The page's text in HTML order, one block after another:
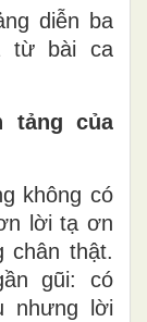
diễn ba
từ bài ca
tảng của
không có
lời tạ ơn
chân thật.
gũi: có
nhưng lời